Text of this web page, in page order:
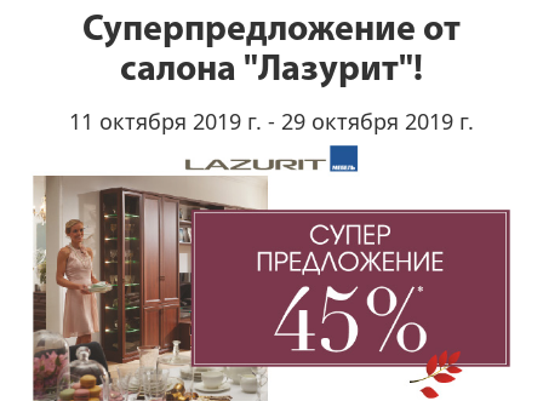
Суперпредложение от
салона "Лазурит"!
11 октября 2019 г. - 29 октября 2019 г.